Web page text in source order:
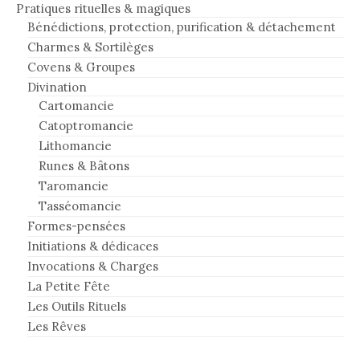
Pratiques rituelles & magiques
Bénédictions, protection, purification & détachement
Charmes & Sortilèges
Covens & Groupes
Divination
Cartomancie
Catoptromancie
Lithomancie
Runes & Bâtons
Taromancie
Tasséomancie
Formes-pensées
Initiations & dédicaces
Invocations & Charges
La Petite Fête
Les Outils Rituels
Les Rêves